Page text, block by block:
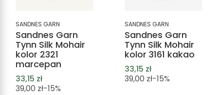
SANDNES GARN
Sandnes Garn
Tynn Silk Mohair
kolor 2321
marcepan
33,15 zł
39,00 zł-15%
SANDNES GARN
Sandnes Garn
Tynn Silk Mohair
kolor 3161 kakao
33,15 zł
39,00 zł-15%